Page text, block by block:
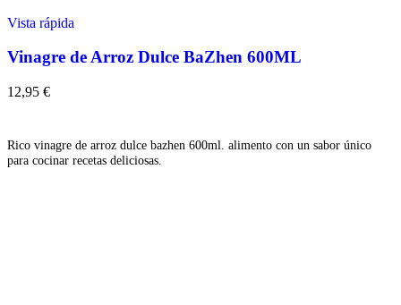
Vista rápida
Vinagre de Arroz Dulce BaZhen 600ML
12,95 €
Rico vinagre de arroz dulce bazhen 600ml. alimento con un sabor único
para cocinar recetas deliciosas.